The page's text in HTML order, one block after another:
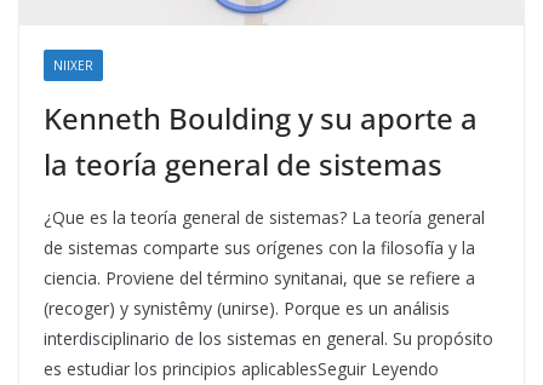
NIIXER
Kenneth Boulding y su aporte a
la teoría general de sistemas
¿Que es la teoría general de sistemas? La teoría general
de sistemas comparte sus orígenes con la filosofía y la
ciencia. Proviene del término synitanai, que se refiere a
(recoger) y synistêmy (unirse). Porque es un análisis
interdisciplinario de los sistemas en general. Su propósito
es estudiar los principios aplicablesSeguir Leyendo